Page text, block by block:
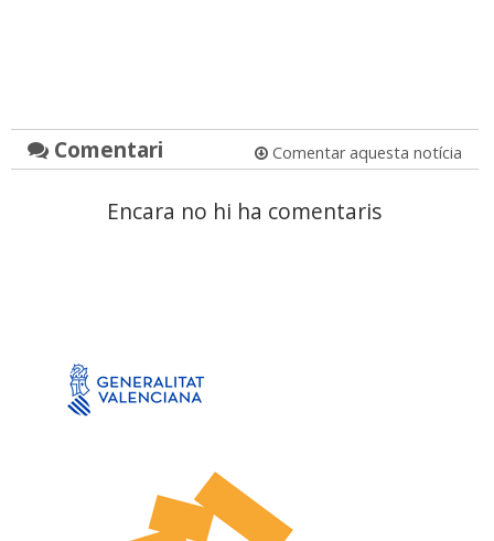
Comentari Comentar aquesta notícia
Encara no hi ha comentaris